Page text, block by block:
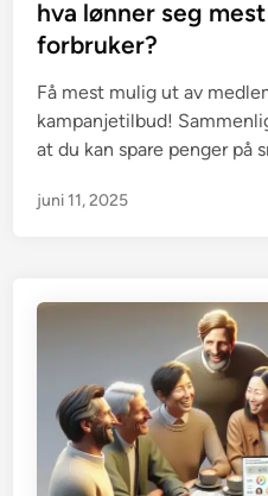
t
e
i
n
hva lønner seg
forbruker?
Få mest mulig ut av
kampanjetilbud!
at du kan spare penger på
juni 11, 2025